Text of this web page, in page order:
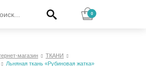
0
магазин
ТКАНИ
Льняная ткань «Рубиновая жатка»